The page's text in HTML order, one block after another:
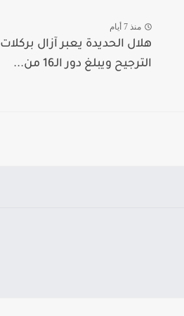
منذ 7 أيام
هلال الحديدة يعبر آزال بركلات
الترجيح ويبلغ دور الـ16 من...